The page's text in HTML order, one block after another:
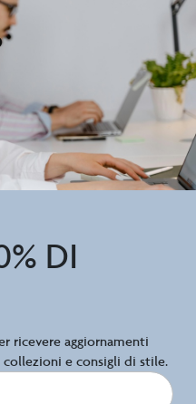
DI
ricevere aggiornamenti
e consigli di stile.